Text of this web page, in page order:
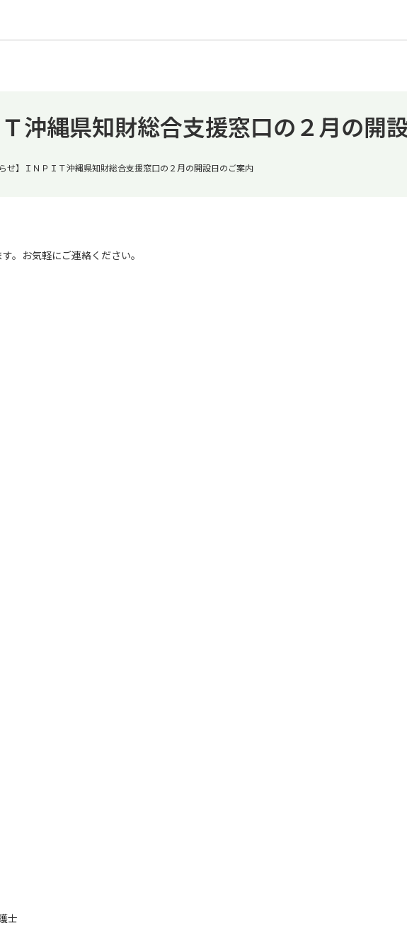
Ｔ沖縄県知財総合支援窓口の２月の開
らせ】ＩＮＰＩＴ沖縄県知財総合支援窓口の２月の開設日のご案内
。お気軽にご連絡ください。
士